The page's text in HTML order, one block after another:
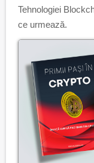
Tehnologiei
ce urmează.